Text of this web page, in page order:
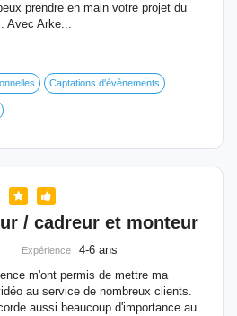
prendre en main votre projet du
Avec Arke...
Captations d'évènements
/ cadreur et monteur
Expérience : 4-6 ans
m'ont permis de mettre ma
au service de nombreux clients.
aussi beaucoup d'importance au